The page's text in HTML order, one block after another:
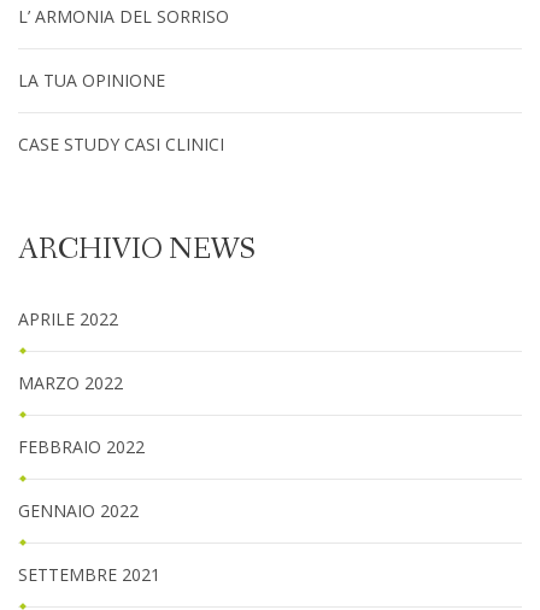
L’ ARMONIA DEL SORRISO
LA TUA OPINIONE
CASE STUDY CASI CLINICI
ARCHIVIO NEWS
APRILE 2022
MARZO 2022
FEBBRAIO 2022
GENNAIO 2022
SETTEMBRE 2021